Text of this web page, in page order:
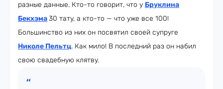
разные данные. Кто-то говорит, что у Бруклина
Бекхэма30 тату, а кто-то — что уже все 100!
Большинство из них он посвятил своей супруге
Николе Пельтц. Как мило! В последний раз он набил
свою свадебную клятву.